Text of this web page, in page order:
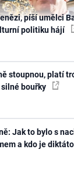
píší umělci
politiku hájí
stoupnou, platí
bouřky
Jak to bylo s
a kdo je